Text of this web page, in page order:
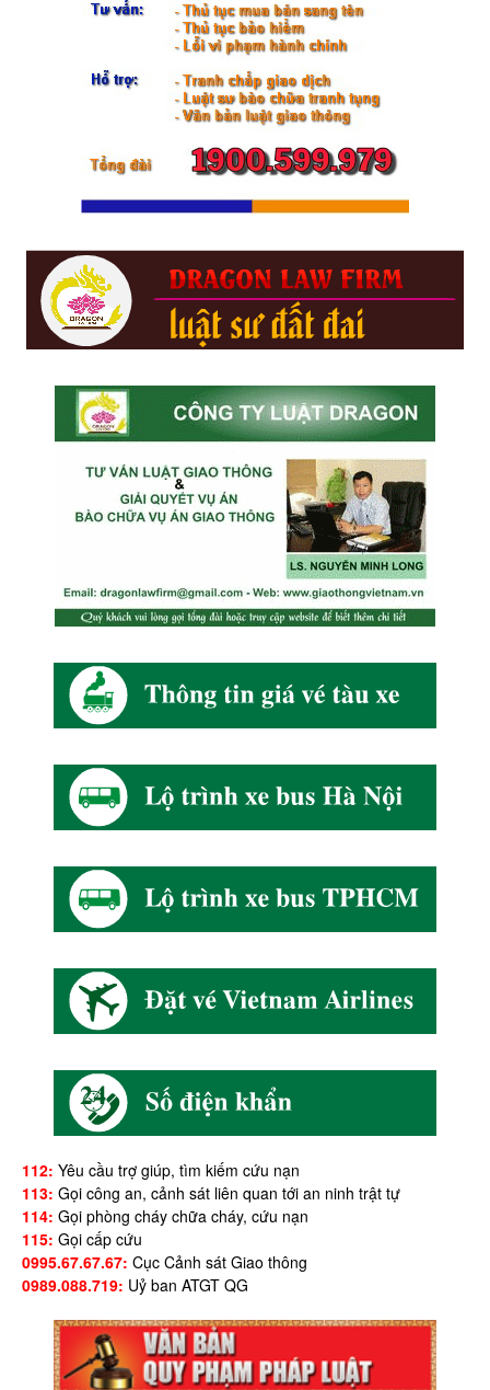
112: Yêu cầu trợ giúp, tìm kiếm cứu nạn
113: Gọi công an, cảnh sát liên quan tới an ninh trật tự
114: Gọi phòng cháy chữa cháy, cứu nạn
115: Gọi cấp cứu
0995.67.67.67: Cục Cảnh sát Giao thông
0989.088.719: Uỷ ban ATGT QG